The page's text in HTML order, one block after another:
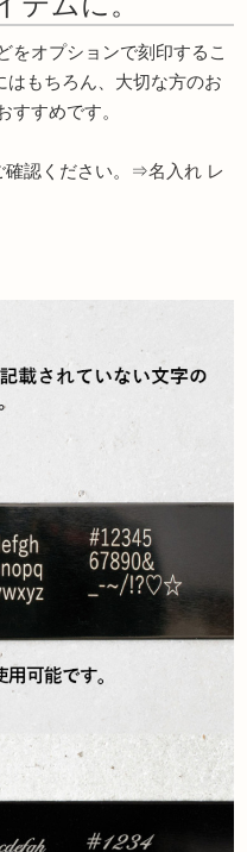
をオプションで刻印するこ
はもちろん、大切な方のお
すすめです。
確認ください。⇒名入れ レ